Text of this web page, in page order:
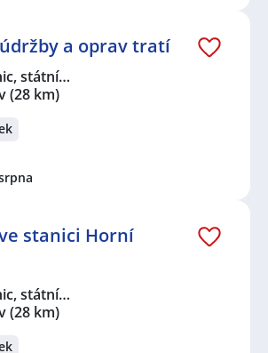
a oprav tratí
státní…
(28 km)
stanici Horní
státní…
(28 km)